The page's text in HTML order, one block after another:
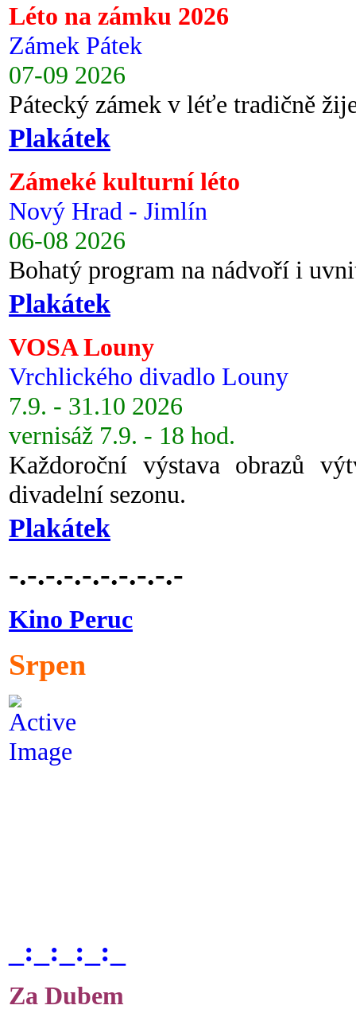
Léto na zámku 2026
Zámek Pátek
07-09 2026
Pátecký zámek v léťe tradičně
Plakátek
Zámeké kulturní léto
Nový Hrad - Jimlín
06-08 2026
Bohatý program na nádvoří i
Plakátek
VOSA Louny
Vrchlického divadlo Louny
7.9. - 31.10 2026
vernisáž 7.9. - 18 hod.
Každoroční výstava obrazů
divadelní sezonu.
Plakátek
-.-.-.-.-.-.-.-.-.-
Kino Peruc
Srpen
_:_:_:_:_
Za Dubem